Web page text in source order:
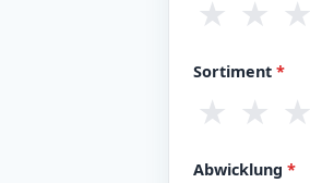
★ ★ ★
Sortiment *
★ ★ ★
Abwicklung *